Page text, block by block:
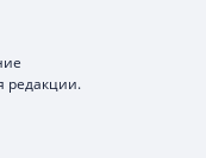
редакции.